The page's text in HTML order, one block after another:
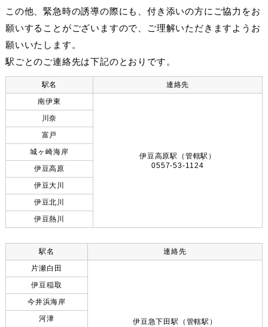
この他、緊急時の誘導の際にも、付き添いの方にご協力をお
願いすることがございますので、ご理解いただきますようお
願いいたします。
駅ごとのご連絡先は下記のとおりです。
駅名
連絡先
南伊東
伊豆高原駅（管轄駅）
0557-53-1124
川奈
富戸
城ヶ崎海岸
伊豆高原
伊豆大川
伊豆北川
伊豆熱川
駅名
連絡先
片瀬白田
伊豆急下田駅（管轄駅）
伊豆稲取
今井浜海岸
河津